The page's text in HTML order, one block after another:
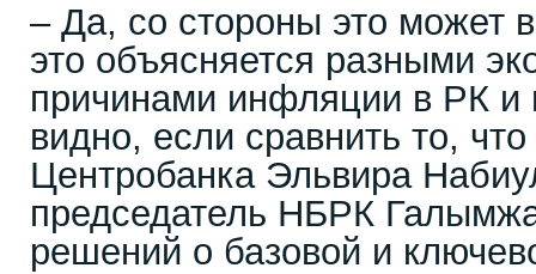
– Да, со стороны это может
это объясняется разными
причинами инфляции в РК
видно, если сравнить то, что
Центробанка Эльвира
председатель НБРК
решений о базовой и